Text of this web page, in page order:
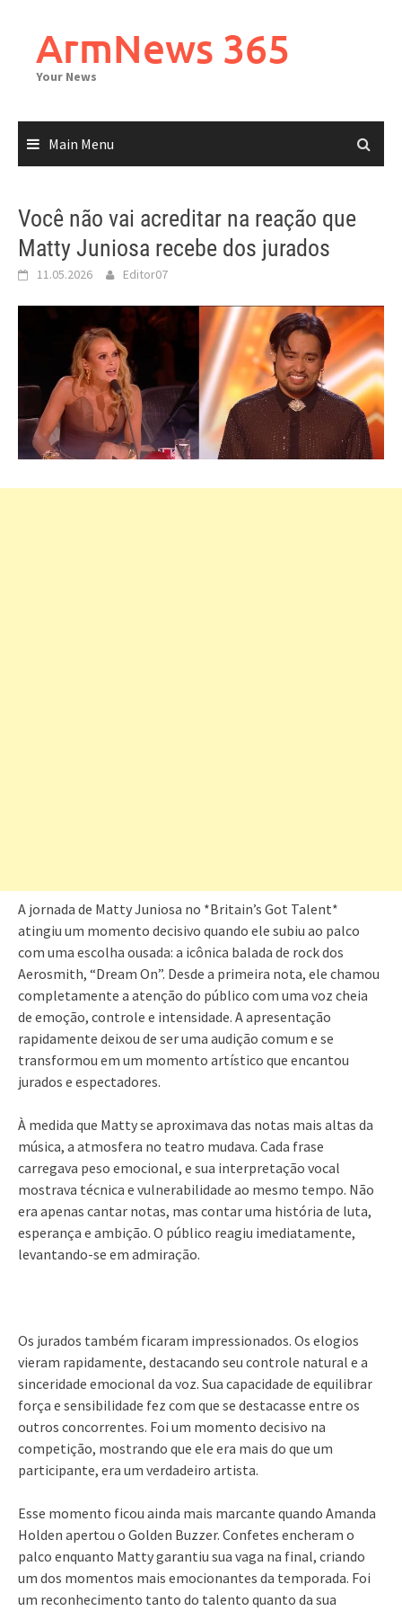
contentArmNews 365
Your News
Main Menu
Você não vai acreditar na reação que
Matty Juniosa recebe dos jurados
11.05.2026 Editor07
A jornada de Matty Juniosa no *Britain’s Got Talent*
atingiu um momento decisivo quando ele subiu ao palco
com uma escolha ousada: a icônica balada de rock dos
Aerosmith, “Dream On”. Desde a primeira nota, ele chamou
completamente a atenção do público com uma voz cheia
de emoção, controle e intensidade. A apresentação
rapidamente deixou de ser uma audição comum e se
transformou em um momento artístico que encantou
jurados e espectadores.
À medida que Matty se aproximava das notas mais altas da
música, a atmosfera no teatro mudava. Cada frase
carregava peso emocional, e sua interpretação vocal
mostrava técnica e vulnerabilidade ao mesmo tempo. Não
era apenas cantar notas, mas contar uma história de luta,
esperança e ambição. O público reagiu imediatamente,
levantando-se em admiração.
Os jurados também ficaram impressionados. Os elogios
vieram rapidamente, destacando seu controle natural e a
sinceridade emocional da voz. Sua capacidade de equilibrar
força e sensibilidade fez com que se destacasse entre os
outros concorrentes. Foi um momento decisivo na
competição, mostrando que ele era mais do que um
participante, era um verdadeiro artista.
Esse momento ficou ainda mais marcante quando Amanda
Holden apertou o Golden Buzzer. Confetes encheram o
palco enquanto Matty garantiu sua vaga na final, criando
um dos momentos mais emocionantes da temporada. Foi
um reconhecimento tanto do talento quanto da sua